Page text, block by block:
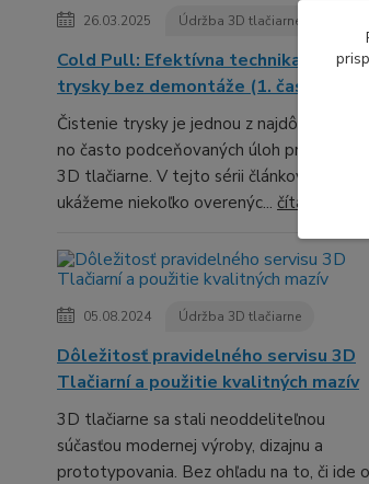
26.03.2025 Údržba 3D tlačiarne
Cold Pull: Efektívna technika
trysky bez demontáže (1. časť série)
Čistenie trysky je jednou z najdôležitejších,
no často podceňovaných úloh pri údržbe
3D tlačiarne. V tejto sérii článkov ti
ukážeme niekoľko overenýc... čítať celé
05.08.2024 Údržba 3D tlačiarne
Dôležitosť pravidelného servisu 3D
Tlačiarní a použitie kvalitných mazív
3D tlačiarne sa stali neoddeliteľnou
súčasťou modernej výroby, dizajnu a
prototypovania. Bez ohľadu na to, či ide o